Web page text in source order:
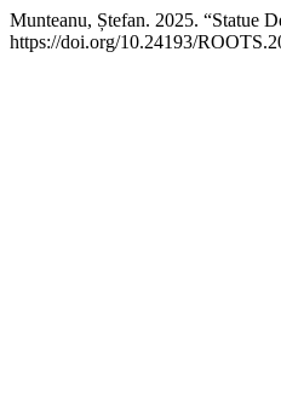
Munteanu, Ștefan. 2025. “Statue
https://doi.org/10.24193/